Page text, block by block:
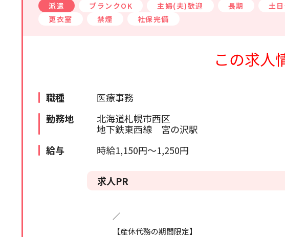
札幌市近郊エリア
北海道全域
道外
派遣 ブランクOK 主婦(夫)歓迎 長期 土
更衣室
禁煙 社保完備
この求人
職種
医療事務
勤務地
北海道札幌市西区
地下鉄東西線 宮の沢駅
給与
時給1,150円～1,250円
求人PR
／
【産休代務の期間限定】